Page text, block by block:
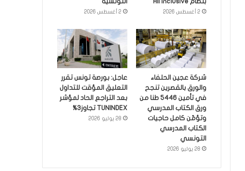
2 أغسطس 2026 2 أغسطس 2026
شركة عجين الحلفاء
والورق بالقصرين تنجح
في تأمين 5446 طنا من
ورق الكتاب المدرسي
وتؤمّن كامل حاجيات
الكتاب المدرسي
التونسي
28 يوليو 2026
عاجل: بورصة تونس تقرر
التعليق المؤقت للتداول
بعد التراجع الحاد لمؤشر
TUNINDEX تجاوز3%
28 يوليو 2026